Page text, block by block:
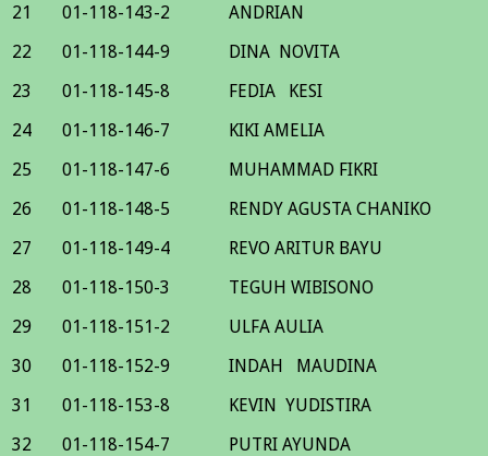
21
01-118-143-2
ANDRIAN
22
01-118-144-9
DINA NOVITA
23
01-118-145-8
FEDIA KESI
24
01-118-146-7
KIKI AMELIA
25
01-118-147-6
MUHAMMAD FIKRI
26
01-118-148-5
RENDY AGUSTA CHANIKO
27
01-118-149-4
REVO ARITUR BAYU
28
01-118-150-3
TEGUH WIBISONO
29
01-118-151-2
ULFA AULIA
30
01-118-152-9
INDAH MAUDINA
31
01-118-153-8
KEVIN YUDISTIRA
32
01-118-154-7
PUTRI AYUNDA